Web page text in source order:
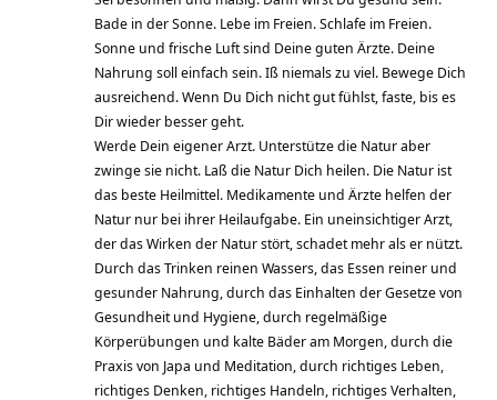
Bade in der Sonne. Lebe im Freien. Schlafe im Freien.
Sonne und frische Luft sind Deine guten Ärzte. Deine
Nahrung soll einfach sein. Iß niemals zu viel. Bewege Dich
ausreichend. Wenn Du Dich nicht gut fühlst, faste, bis es
Dir wieder besser geht.
Werde Dein eigener Arzt. Unterstütze die Natur aber
zwinge sie nicht. Laß die Natur Dich heilen. Die Natur ist
das beste Heilmittel. Medikamente und Ärzte helfen der
Natur nur bei ihrer Heilaufgabe. Ein uneinsichtiger Arzt,
der das Wirken der Natur stört, schadet mehr als er nützt.
Durch das Trinken reinen Wassers, das Essen reiner und
gesunder Nahrung, durch das Einhalten der Gesetze von
Gesundheit und Hygiene, durch regelmäßige
Körperübungen und kalte Bäder am Morgen, durch die
Praxis von Japa und Meditation, durch richtiges Leben,
richtiges Denken, richtiges Handeln, richtiges Verhalten,